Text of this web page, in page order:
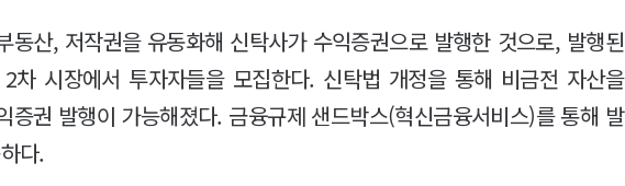
동산, 저작권을 유동화해 신탁사가 수익증권으로 발행한 것으로, 발행된
차 시장에서 투자자들을 모집한다. 신탁법 개정을 통해 비금전 자산을
증권 발행이 가능해졌다. 금융규제 샌드박스(혁신금융서비스)를 통해 발
다.